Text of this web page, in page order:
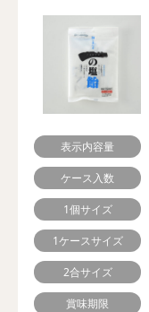
表示内容量
ケース入数
1個サイズ
1ケースサイズ
2合サイズ
賞味期限